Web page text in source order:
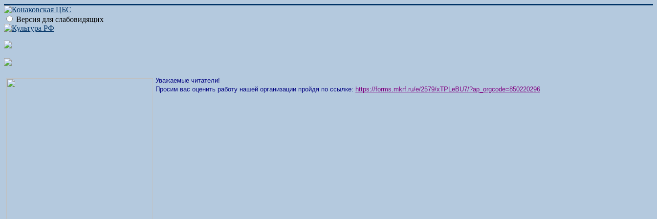
Версия для слабовидящих
Уважаемые читатели!
Просим вас оценить работу нашей организации пройдя по ссылке: https://forms.mkrf.ru/e/2579/xTPLeBU7/?ap_orgcode=850220296